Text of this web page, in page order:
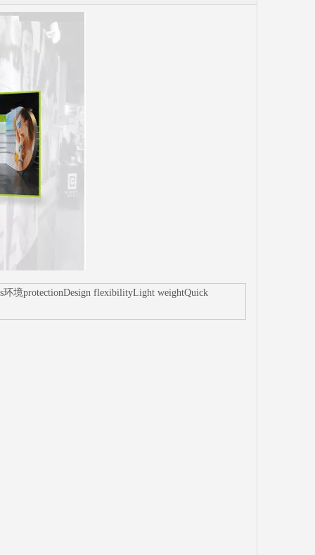
环境protectionDesign flexibilityLight weightQuick